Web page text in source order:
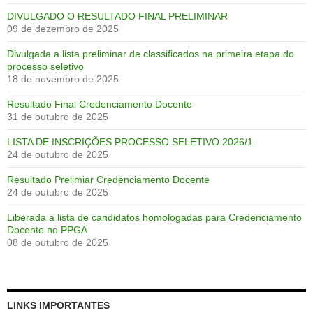
DIVULGADO O RESULTADO FINAL PRELIMINAR
09 de dezembro de 2025
Divulgada a lista preliminar de classificados na primeira etapa do
processo seletivo
18 de novembro de 2025
Resultado Final Credenciamento Docente
31 de outubro de 2025
LISTA DE INSCRIÇÕES PROCESSO SELETIVO 2026/1
24 de outubro de 2025
Resultado Prelimiar Credenciamento Docente
24 de outubro de 2025
Liberada a lista de candidatos homologadas para Credenciamento
Docente no PPGA
08 de outubro de 2025
LINKS IMPORTANTES